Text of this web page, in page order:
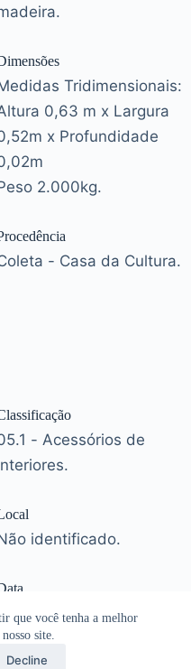
que você tenha a melhor
site.
Decline
Tridimensionais:
0,63 m x Largura
x Profundidade
2.000kg.
- Casa da Cultura.
- Acessórios de
identificado.
1, 1966